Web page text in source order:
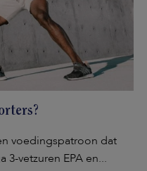
voedingspatroon dat
vetzuren EPA en...